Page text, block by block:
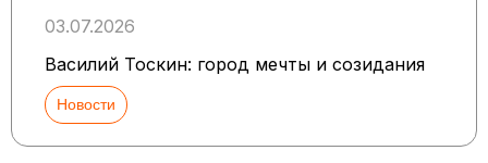
03.07.2026
Василий Тоскин: город мечты и созидания
Новости